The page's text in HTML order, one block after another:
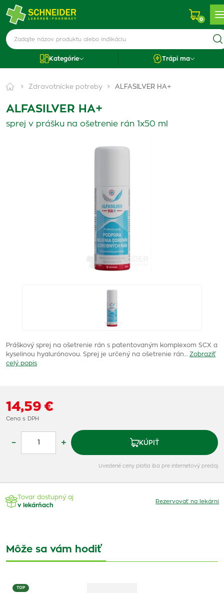
0
Kategórie Trápi ma
Zdravotnícke potreby ALFASILVER HA+
ALFASILVER HA+
sprej v prášku na ošetrenie rán 1x50 ml
Práškový sprej na ošetrenie rán s patentovaným komplexom SCX a
kyselinou hyalurónovou. Sprej je určený na ošetrenie rán…
Zobraziť
celý popis
14,59 €
Cena s DPH
– + KÚPIŤ
Uvedené ceny platia iba pre internetový predaj
Tovar dostupný aj
v lekárňach
Rezervovať na lekárni
Môže sa vám hodiť
TOP